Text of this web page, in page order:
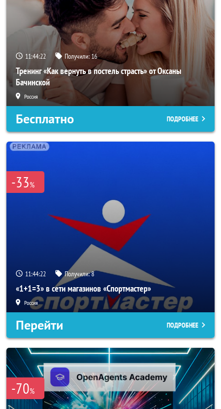
11:44:20 Получили: 16
Тренинг «Как вернуть в постель страсть» от Оксаны
Бачинской
Россия
Бесплатно ПОДРОБНЕЕ
-33%
11:44:20 Получили:8
«1+1=3» в сети магазинов «Спортмастер»
Россия
Перейти ПОДРОБНЕЕ
-70%